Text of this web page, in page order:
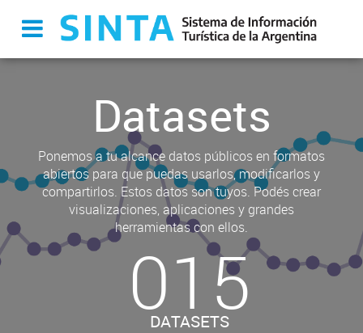
Datasets
Ponemos a tu alcance datos públicos en formatos
abiertos para que puedas usarlos, modificarlos y
compartirlos. Estos datos son tuyos. Podés crear
visualizaciones, aplicaciones y grandes
herramientas con ellos.
015
DATASETS